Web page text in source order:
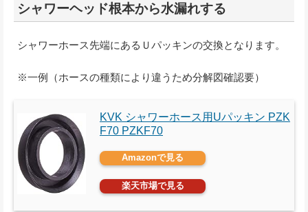
シャワーヘッド根本から水漏れする
シャワーホース先端にあるＵパッキンの交換となります。
※一例（ホースの種類により違うため分解図確認要）
KVK シャワーホース用Uパッキン PZK
F70 PZKF70
Amazonで見る
楽天市場で見る